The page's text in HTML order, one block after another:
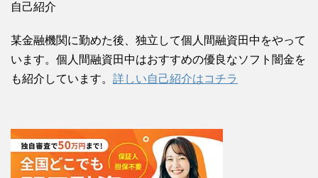
自己紹介
某金融機関に勤めた後、独立して個人間融資田中をやって
います。個人間融資田中はおすすめの優良なソフト闇金を
も紹介しています。 詳しい自己紹介はコチラ